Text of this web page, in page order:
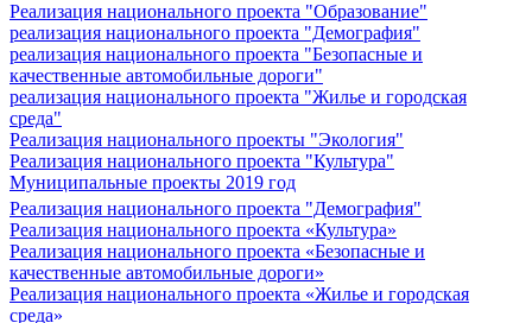
Реализация национального проекта "Образование"
реализация национального проекта "Демография"
реализация национального проекта "Безопасные и
качественные автомобильные дороги"
реализация национального проекта "Жилье и городская
среда"
Реализация национального проекты "Экология"
Реализация национального проекта "Культура"
Муниципальные проекты 2019 год
Реализация национального проекта "Демография"
Реализация национального проекта «Культура»
Реализация национального проекта «Безопасные и
качественные автомобильные дороги»
Реализация национального проекта «Жилье и городская
среда»